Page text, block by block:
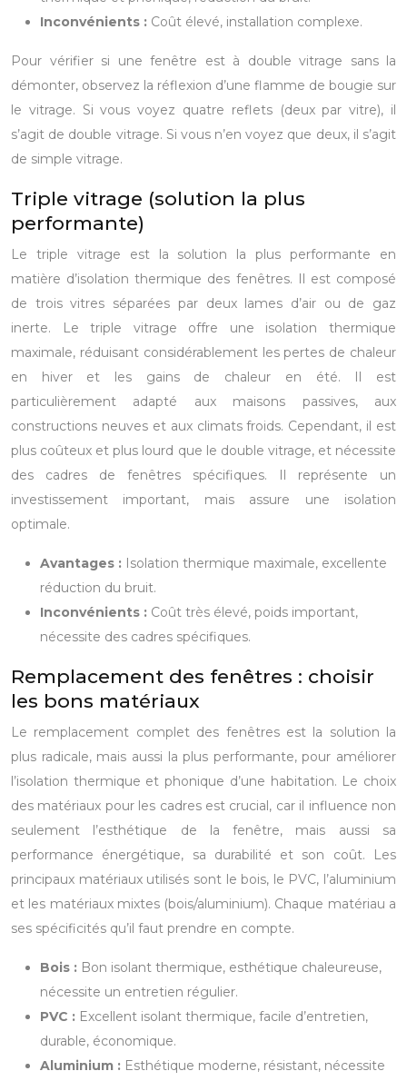
Inconvénients : Coût élevé, installation complexe.
Pour vérifier si une fenêtre est à double vitrage sans la
démonter, observez la réflexion d’une flamme de bougie sur
le vitrage. Si vous voyez quatre reflets (deux par vitre), il
s’agit de double vitrage. Si vous n’en voyez que deux, il s’agit
de simple vitrage.
Triple vitrage (solution la plus
performante)
Le triple vitrage est la solution la plus performante en
matière d’isolation thermique des fenêtres. Il est composé
de trois vitres séparées par deux lames d’air ou de gaz
inerte. Le triple vitrage offre une isolation thermique
maximale, réduisant considérablement les pertes de chaleur
en hiver et les gains de chaleur en été. Il est
particulièrement adapté aux maisons passives, aux
constructions neuves et aux climats froids. Cependant, il est
plus coûteux et plus lourd que le double vitrage, et nécessite
des cadres de fenêtres spécifiques. Il représente un
investissement important, mais assure une isolation
optimale.
Avantages : Isolation thermique maximale, excellente
réduction du bruit.
Inconvénients : Coût très élevé, poids important,
nécessite des cadres spécifiques.
Remplacement des fenêtres : choisir
les bons matériaux
Le remplacement complet des fenêtres est la solution la
plus radicale, mais aussi la plus performante, pour améliorer
l’isolation thermique et phonique d’une habitation. Le choix
des matériaux pour les cadres est crucial, car il influence non
seulement l’esthétique de la fenêtre, mais aussi sa
performance énergétique, sa durabilité et son coût. Les
principaux matériaux utilisés sont le bois, le PVC, l’aluminium
et les matériaux mixtes (bois/aluminium). Chaque matériau a
ses spécificités qu’il faut prendre en compte.
Bois : Bon isolant thermique, esthétique chaleureuse,
nécessite un entretien régulier.
PVC : Excellent isolant thermique, facile d’entretien,
durable, économique.
Aluminium : Esthétique moderne, résistant, nécessite